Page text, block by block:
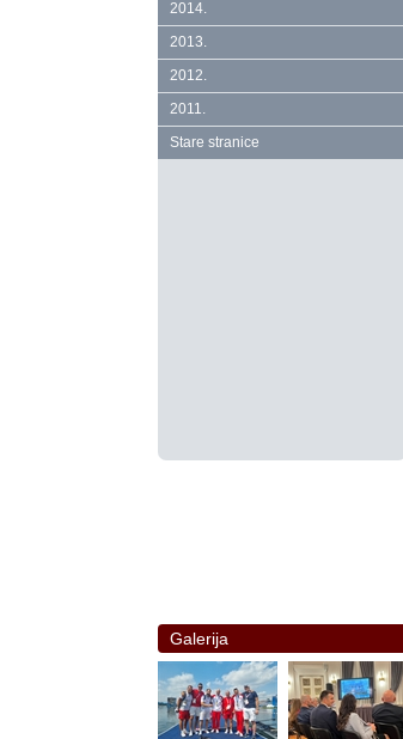
2014.
2013.
2012.
2011.
Stare stranice
Galerija